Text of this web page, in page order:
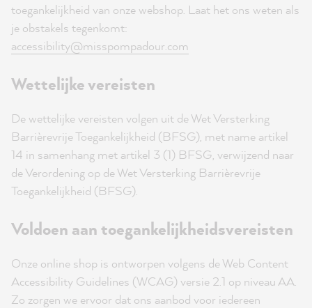
toegankelijkheid van onze webshop. Laat het ons weten als
je obstakels tegenkomt:
accessibility@misspompadour.com
Wettelijke vereisten
De wettelijke vereisten volgen uit de Wet Versterking
Barrièrevrije Toegankelijkheid (BFSG), met name artikel
14 in samenhang met artikel 3 (1) BFSG, verwijzend naar
de Verordening op de Wet Versterking Barrièrevrije
Toegankelijkheid (BFSG).
Voldoen aan toegankelijkheidsvereisten
Onze online shop is ontworpen volgens de Web Content
Accessibility Guidelines (WCAG) versie 2.1 op niveau AA.
Zo zorgen we ervoor dat ons aanbod voor iedereen